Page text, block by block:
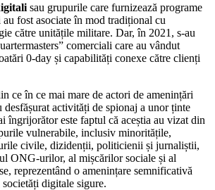
sau grupurile care furnizează programe
fost asociate în mod tradițional cu
către unitățile militare. Dar, în 2021, s-au
comerciali care au vândut
0-day și capabilități conexe către clienți
ce în ce mai mare de actori de amenințări
desfășurat activități de spionaj a unor ținte
îngrijorător este faptul că aceștia au vizat din
vulnerabile, inclusiv minoritățile,
civile, dizidenții, politicienii și jurnaliștii,
ONG-urilor, al mișcărilor sociale și al
reprezentând o amenințare semnificativă
digitale sigure.